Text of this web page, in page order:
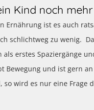
Kind noch
Ernährung ist es auch
schlichtweg zu wenig.
erstes Spaziergänge
Bewegung und ist gern
wird es nur eine Frage